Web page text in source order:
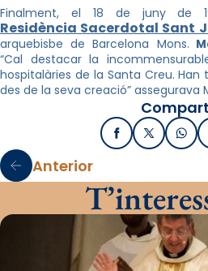
Finalment, el 18 de juny de
Residència Sacerdotal Sant
arquebisbe de Barcelona Mons.
“Cal destacar la
hospitalàries de la Santa Creu.
des de la seva creació” assegurava
Facebook
X /
Anterior